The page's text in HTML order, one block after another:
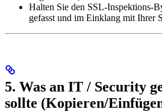
Halten Sie den SSL-Inspektions-
gefasst und im Einklang mit Ihrer
5. Was an IT / Security
sollte (Kopieren/